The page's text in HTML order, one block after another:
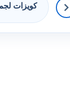
كويزات